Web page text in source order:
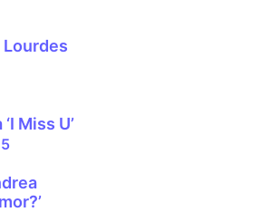
Lourdes
Miss U’